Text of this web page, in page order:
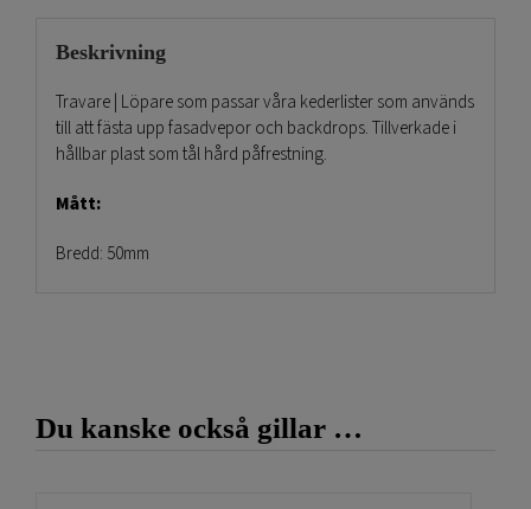
Beskrivning
Travare | Löpare som passar våra kederlister som används
till att fästa upp fasadvepor och backdrops. Tillverkade i
hållbar plast som tål hård påfrestning.
Mått:
Bredd: 50mm
Du kanske också gillar …